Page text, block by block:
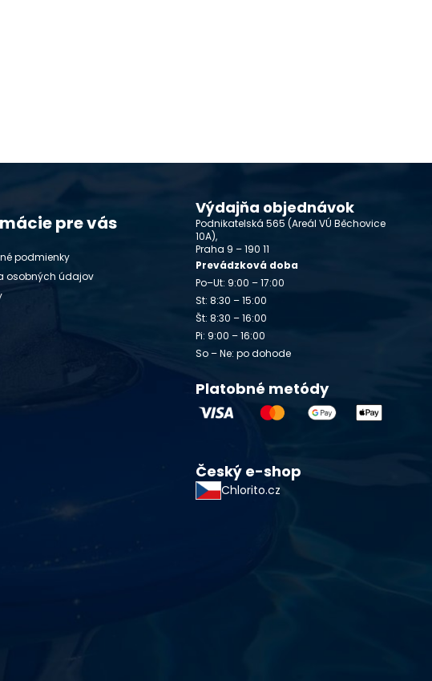
pre vás
podmienky
osobných údajov
Výdajňa objednávok
Podnikatelská 565 (Areál VÚ Běchovice
10A),
Praha 9 – 190 11
Prevádzková doba
Po–Ut: 9:00 – 17:00
St: 8:30 – 15:00
Št: 8:30 – 16:00
Pi: 9:00 – 16:00
So – Ne: po dohode
Platobné metódy
Český e-shop
Chlorito.cz
o vodu a